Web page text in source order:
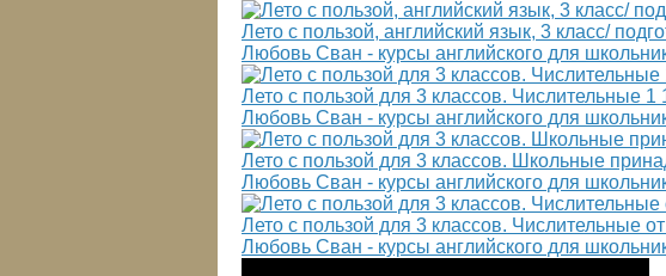
Лето с пользой, английский язык, 3 класс/
Любовь Сван - курсы английского для
Лето с пользой для 3 классов. Числительные
Любовь Сван - курсы английского для
Лето с пользой для 3 классов. Школьные
Любовь Сван - курсы английского для
Лето с пользой для 3 классов. Числительные
Любовь Сван - курсы английского для